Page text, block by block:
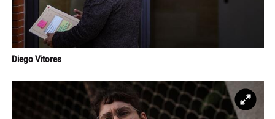
Diego Vitores